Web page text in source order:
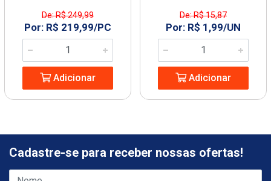
De: R$ 249,99
Por: R$ 219,99/PC
Adicionar
De: R$ 15,87
Por: R$ 1,99/UN
Adicionar
Cadastre-se para receber nossas ofertas!